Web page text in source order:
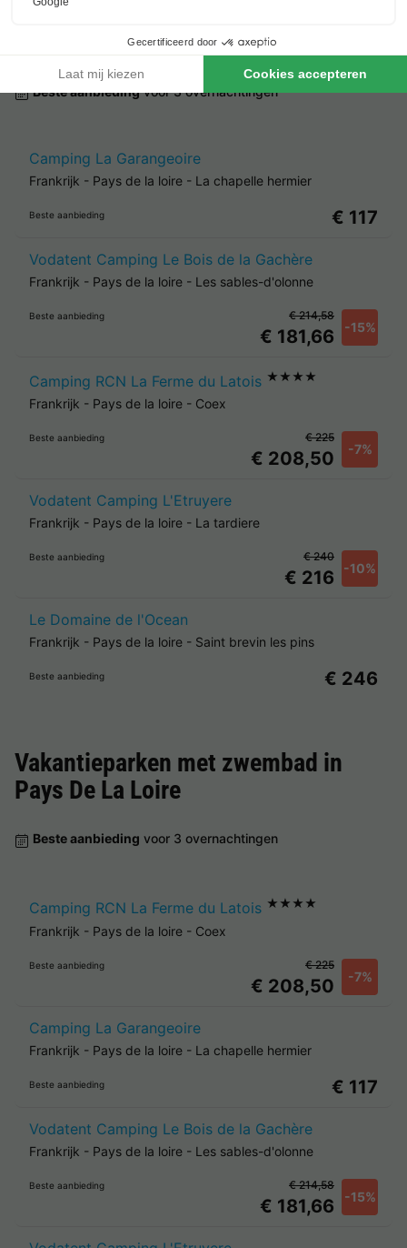
Goedkope vakantieparken in
Beste aanbiedingvoor 3 overnachtingen
Camping La Garangeoire
Frankrijk - Pays de la loire - La chapelle hermier
Beste aanbieding € 117
Vodatent Camping Le Bois de la Gachère
Frankrijk - Pays de la loire - Les sables-d'olonne
Beste aanbieding
€ 181,66 -15%
€ 214,58
Camping RCN La Ferme du Latois ★★★★
Frankrijk - Pays de la loire - Coex
Beste aanbieding
€ 208,50 -7%
€ 225
Vodatent Camping L'Etruyere
Frankrijk - Pays de la loire - La tardiere
Beste aanbieding
€ 216 -10%
€ 240
Le Domaine de l'Ocean
Frankrijk - Pays de la loire - Saint brevin les pins
Beste aanbieding € 246
Vakantieparken met zwembad in
Pays De La Loire
Beste aanbieding voor 3 overnachtingen
Camping RCN La Ferme du Latois ★★★★
Frankrijk - Pays de la loire - Coex
Beste aanbieding
€ 208,50 -7%
€ 225
Camping La Garangeoire
Frankrijk - Pays de la loire - La chapelle hermier
Beste aanbieding € 117
Vodatent Camping Le Bois de la Gachère
Frankrijk - Pays de la loire - Les sables-d'olonne
Beste aanbieding
€ 181,66 -15%
€ 214,58